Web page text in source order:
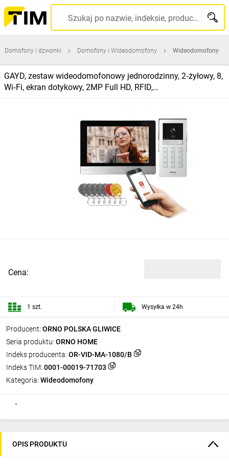
Szukaj po nazwie, indeksie, producencie, kodzie kreskowym...
Domofony i dzwonki Domofony i Wideodomofony Wideodomofony
GAYD, zestaw wideodomofonowy jednorodzinny, 2‑żyłowy, 8,
Wi‑Fi, ekran dotykowy, 2MP Full HD, RFID,
Producent: ORNO POLSKA GLIWICE
Seria produktu: ORNO HOME
Indeks producenta: OR-VID-MA-1080/B
Indeks TIM: 0001-00019-71703
Kategoria: Wideodomofony
Cena:
1 szt. Wysyłka w 24h
OPIS PRODUKTU